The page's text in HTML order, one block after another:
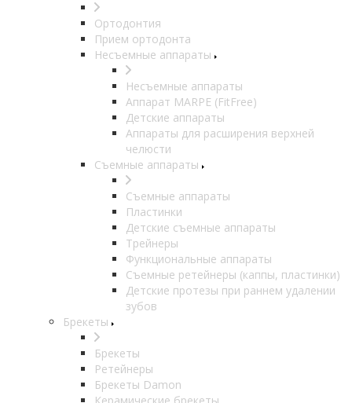
Ортодонтия
Прием ортодонта
Несъемные аппараты
Несъемные аппараты
Аппарат MARPE (FitFree)
Детские аппараты
Аппараты для расширения верхней
челюсти
Съемные аппараты
Съемные аппараты
Пластинки
Детские съемные аппараты
Трейнеры
Функциональные аппараты
Съемные ретейнеры (каппы, пластинки)
Детские протезы при раннем удалении
зубов
Брекеты
Брекеты
Ретейнеры
Брекеты Damon